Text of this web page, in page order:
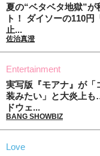
夏の“ベタベタ地獄”が
ト！ ダイソーの110円
止...
佐治真澄
Entertainment
実写版『モアナ』が「
装みたい」と大炎上
ドウェ...
BANG SHOWBIZ
Love